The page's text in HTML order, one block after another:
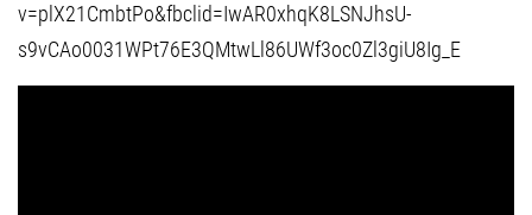
v=plX21CmbtPo&fbclid=IwAR0xhqK8LSNJhsU-
s9vCAo0031WPt76E3QMtwLl86UWf3oc0Zl3giU8Ig_E